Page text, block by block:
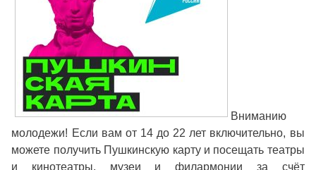
Вниманию
молодежи! Если вам от 14 до 22 лет включительно, вы
можете получить Пушкинскую карту и посещать театры
и кинотеатры, музеи и филармонии за счёт